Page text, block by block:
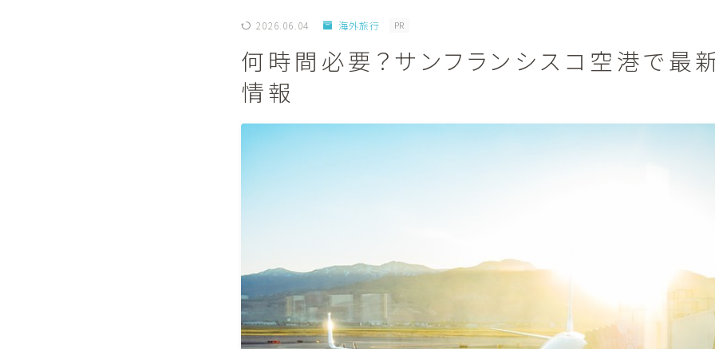
2026.06.04 海外旅行 PR
何時間必要？サンフランシスコ空港で最
情報